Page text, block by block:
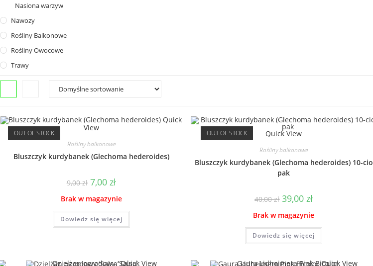
Nasiona warzyw
Nawozy
Rośliny Balkonowe
Rośliny Owocowe
Trawy
OUT OF STOCK
Quick
View
Rośliny balkonowe
Bluszczyk kurdybanek (Glechoma hederoides)
9,00zł Pierwotna
cena
wynosiła:
9,00 zł.
7,00 złAktualna
wynosi:
7,00 zł.
Brak w magazynie
Dowiedz się więcej
OUT OF STOCK Quick View
Rośliny balkonowe
Bluszczyk kurdybanek (Glechoma hederoides) 10-cio
pak
40,00zł Pierwotna
cena
wynosiła:
40,00 zł.
39,00 złAktualna
39,00 zł.
Brak w magazynie
Dowiedz się więcej
Quick View Quick View